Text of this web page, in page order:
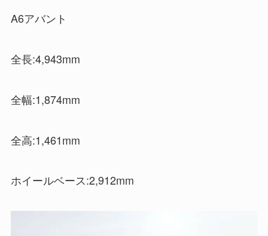
A6アバント
全長:4,943mm
全幅:1,874mm
全高:1,461mm
ホイールベース:2,912mm